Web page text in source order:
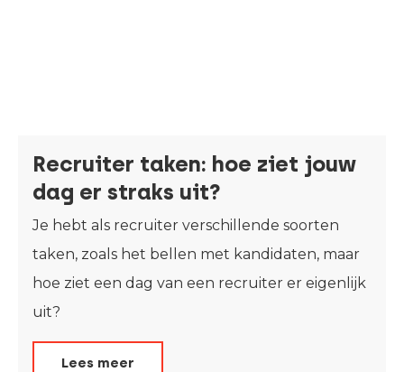
Recruiter taken: hoe ziet jouw
dag er straks uit?
Je hebt als recruiter verschillende soorten
taken, zoals het bellen met kandidaten, maar
hoe ziet een dag van een recruiter er eigenlijk
uit?
Lees meer